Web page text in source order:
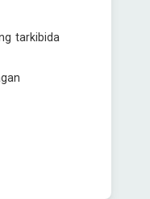
tarkibida